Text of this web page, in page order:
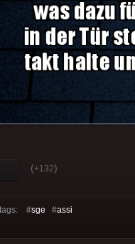
(+132)
tags: #sge #assi